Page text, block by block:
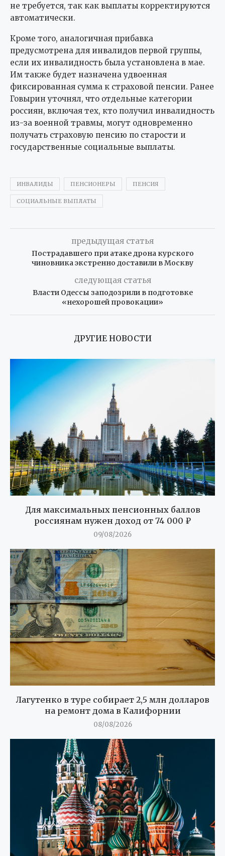
не требуется, так как выплаты корректируются
автоматически.
Кроме того, аналогичная прибавка
предусмотрена для инвалидов первой группы,
если их инвалидность была установлена в мае.
Им также будет назначена удвоенная
фиксированная сумма к страховой пенсии. Ранее
Говырин уточнял, что отдельные категории
россиян, включая тех, кто получил инвалидность
из-за военной травмы, могут одновременно
получать страховую пенсию по старости и
государственные социальные выплаты.
ИНВАЛИДЫ ПЕНСИОНЕРЫ ПЕНСИЯ
СОЦИАЛЬНЫЕ ВЫПЛАТЫ
предыдущая статья
Пострадавшего при атаке дрона курского
чиновника экстренно доставили в Москву
следующая статья
Власти Одессы заподозрили в подготовке
«нехорошей провокации»
ДРУГИЕ НОВОСТИ
Для максимальных пенсионных баллов
россиянам нужен доход от 74 000 ₽
09/08/2026
Лагутенко в туре собирает 2,5 млн долларов
на ремонт дома в Калифорнии
08/08/2026